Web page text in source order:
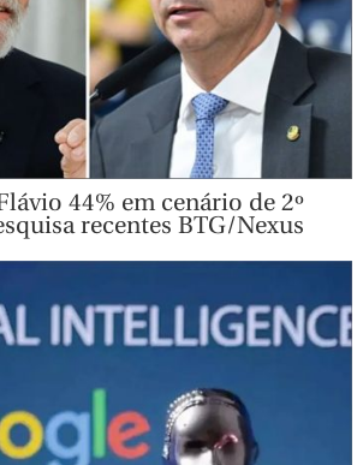
44% em cenário de 2º
recentes BTG/Nexus